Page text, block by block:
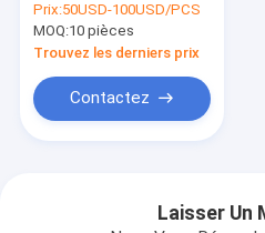
Powder Coating de
barrière de fer
Prix:50USD-100USD/PCS
MOQ:10 pièces
Trouvez les derniers prix
Contactez
Laisser Un